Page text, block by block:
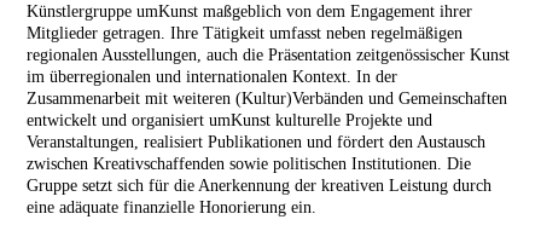
Künstlergruppe umKunst maßgeblich von dem Engagement ihrer
Mitglieder getragen. Ihre Tätigkeit umfasst neben regelmäßigen
regionalen Ausstellungen, auch die Präsentation zeitgenössischer Kunst
im überregionalen und internationalen Kontext. In der
Zusammenarbeit mit weiteren (Kultur)Verbänden und Gemeinschaften
entwickelt und organisiert umKunst kulturelle Projekte und
Veranstaltungen, realisiert Publikationen und fördert den Austausch
zwischen Kreativschaffenden sowie politischen Institutionen. Die
Gruppe setzt sich für die Anerkennung der kreativen Leistung durch
eine adäquate finanzielle Honorierung ein.